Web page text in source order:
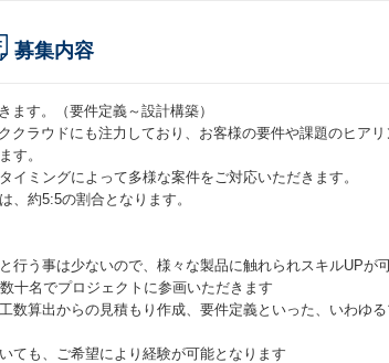
募集内容
ます。（要件定義～設計構築）
クラウドにも注力しており、お客様の要件や課題のヒア
す。
イミングによって多様な案件をご対応いただきます。
、約5:5の割合となります。
行う事は少ないので、様々な製品に触れられスキルUPが
十名でプロジェクトに参画いただきます
数算出からの見積もり作成、要件定義といった、いわゆ
ても、ご希望により経験が可能となります